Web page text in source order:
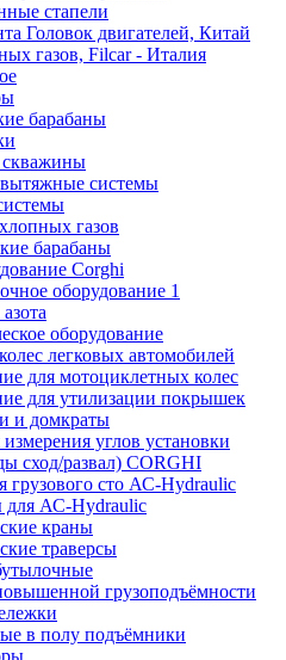
стапели
Головок двигателей, Китай
газов, Filcar - Италия
барабаны
системы
газов
барабаны
Corghi
оборудование 1
оборудование
легковых автомобилей
для мотоциклетных колес
для утилизации покрышек
и домкраты
углов установки
сход/развал) CORGHI
грузового сто АС-Hydraulic
для АС-Hydraulic
краны
траверсы
грузоподъёмности
в полу подъёмники